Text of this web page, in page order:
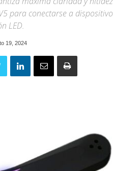
para conectarse a
LED.
19, 2024